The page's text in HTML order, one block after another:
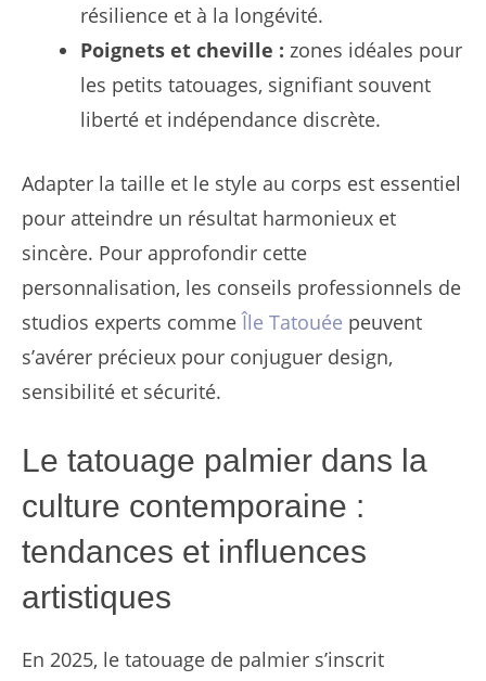
résilience et à la longévité.
Poignets et cheville : zones idéales pour
les petits tatouages, signifiant souvent
liberté et indépendance discrète.
Adapter la taille et le style au corps est essentiel
pour atteindre un résultat harmonieux et
sincère. Pour approfondir cette
personnalisation, les conseils professionnels de
studios experts commeÎle Tatouée peuvent
s’avérer précieux pour conjuguer design,
sensibilité et sécurité.
Le tatouage palmier dans la
culture contemporaine :
tendances et influences
artistiques
En 2025, le tatouage de palmier s’inscrit